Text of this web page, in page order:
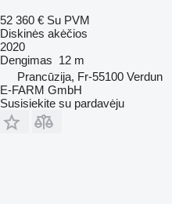
52 360 € Su PVM
Diskinės akėčios
2020
Dengimas 12 m
Prancūzija, Fr-55100 Verdun
E-FARM GmbH
Susisiekite su pardavėju